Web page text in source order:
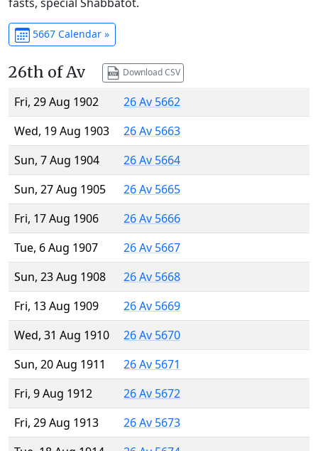
fasts, special Shabbatot.
5667 Calendar »
26th of Av Download CSV
Fri, 29 Aug 1902
26 Av 5662
Wed, 19 Aug 1903
26 Av 5663
Sun, 7 Aug 1904
26 Av 5664
Sun, 27 Aug 1905
26 Av 5665
Fri, 17 Aug 1906
26 Av 5666
Tue, 6 Aug 1907
26 Av 5667
Sun, 23 Aug 1908
26 Av 5668
Fri, 13 Aug 1909
26 Av 5669
Wed, 31 Aug 1910
26 Av 5670
Sun, 20 Aug 1911
26 Av 5671
Fri, 9 Aug 1912
26 Av 5672
Fri, 29 Aug 1913
26 Av 5673